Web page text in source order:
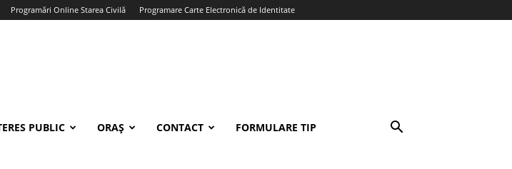
Programări Online Starea Civilă Programare Carte Electronică de Identitate
PUBLIC ORAȘ CONTACT FORMULARE TIP